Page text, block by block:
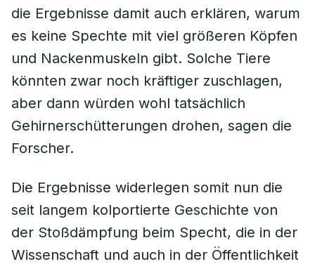
die Ergebnisse damit auch erklären, warum
es keine Spechte mit viel größeren Köpfen
und Nackenmuskeln gibt. Solche Tiere
könnten zwar noch kräftiger zuschlagen,
aber dann würden wohl tatsächlich
Gehirnerschütterungen drohen, sagen die
Forscher.
Die Ergebnisse widerlegen somit nun die
seit langem kolportierte Geschichte von
der Stoßdämpfung beim Specht, die in der
Wissenschaft und auch in der Öffentlichkeit